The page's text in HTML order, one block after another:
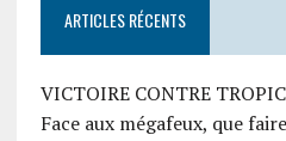
ARTICLES RÉCENTS
VICTOIRE CONTRE
Face aux mégafeux, que